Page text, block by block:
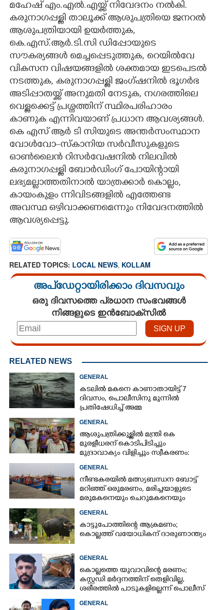
ART
ASTRO
CARTOONS
LITERATURE
ZOOM
CONTACT US
മഹേഷ് എം.എൽ.എയ്ക്ക് നിവേദനം നൽകി.
കരുനാഗപ്പള്ളി താലൂക്ക് ആശുപത്രിയെ ജനറൽ
ആശുപത്രിയായി ഉയർത്തുക,
കെ.എസ്.ആർ.ടി.സി ഡിപ്പോയുടെ
സൗകര്യങ്ങൾ മെച്ചപ്പെടുത്തുക, റെയിൽവേ
വികസന വിഷയങ്ങളിൽ ശക്തമായ ഇടപെടൽ
നടത്തുക, കരുനാഗപ്പള്ളി ജംഗ്ഷനിൽ ഭൂഗർഭ
അടിപ്പാതയ്ക്ക് അനുമതി നേടുക, നഗരത്തിലെ
വെള്ളക്കെട്ട് പ്രശ്നത്തിന് സ്ഥിരപരിഹാരം
കാണുക എന്നിവയാണ് പ്രധാന ആവശ്യങ്ങൾ.
കെ എസ് ആർ ടി സിയുടെ അന്തർസംസ്ഥാന
വോൾവോ–സ്കാനിയ സർവീസുകളുടെ
ഓൺലൈൻ റിസർവേഷനിൽ നിലവിൽ
കരുനാഗപ്പള്ളി ബോർഡിംഗ് പോയിന്റായി
ലഭ്യമല്ലാത്തതിനാൽ യാത്രക്കാർ കൊല്ലം,
കായംകുളം ന്നി​വി​ടങ്ങളി​ൽ എത്തേണ്ട
അവസ്ഥ ഒഴി​വാക്കണമെന്നും നി​വേദനത്തി​ൽ
ആവശ്യപ്പെട്ടു.
RELATED TOPICS: LOCAL NEWS, KOLLAM
അപ്ഡേറ്റായിരിക്കാം ദിവസവും
ഒരു ദിവസത്തെ പ്രധാന സംഭവങ്ങൾ
നിങ്ങളുടെ ഇൻബോക്സിൽ
RELATED NEWS
GENERAL
കടലിൽ മകനെ കാണാതായിട്ട് 7
ദിവസം, പൊലീസിനു മുന്നിൽ
പ്രതിഷേധിച്ച് അമ്മ
GENERAL
ആശുപത്രിക്കുള്ളിൽ മന്ത്രി കെ
മുരളീധരന് കൊടിപിടിച്ചും
മുദ്രാവാക്യം വിളിച്ചും സ്വീകരണം:
പിന്നാലെ വ്യാപകവിമർശനം
GENERAL
നീണ്ടകരയിൽ മത്സ്യബന്ധന ബോട്ട്
മറിഞ്ഞ്​ ഒരുമരണം,​ മരിച്ചയാളുടെ
മരുമകനെയും ചെറുമകനെയും
കാണാനില്ല
GENERAL
കാട്ടുപോത്തിന്റെ ആക്രമണം;
കൊല്ലത്ത് വയോധികന് ദാരുണാന്ത്യം
GENERAL
കൊല്ലത്തെ യുവാവിന്റെ മരണം;
കസ്റ്റഡി മർദ്ദനത്തിന് തെളിവില്ല,
ശരീരത്തിൽ പാടുകളില്ലെന്ന് പൊലീസ്
GENERAL